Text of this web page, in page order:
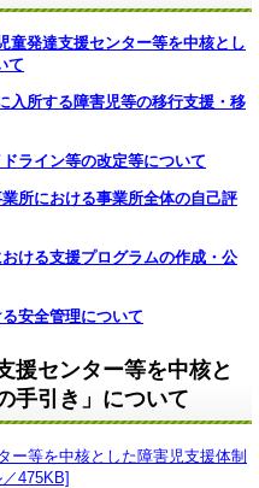
童発達支援センター等を中核とし
て
入所する障害児等の移行支援・移
ライン等の改定等について
所における事業所全体の自己評
ける支援プログラムの作成・公
安全管理について
援センター等を中核と
手引き」について
ー等を中核とした障害児支援体制
475KB]